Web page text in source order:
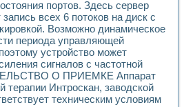
электромагнитных переходных процессов
при разработке обучающих
тренажеров путем
сигнализации и защиты ускорителя
данных и управления процессом
газовой среды специальной
обеспечения с
технологий NATIONAL INSTRUMENTS
портов. Здесь сервер
всех 6 потоков на диск с
Возможно динамическое
периода управляющей
устройство может
сигналов с частотной
О ПРИЕМКЕ Аппарат
терапии Интроскан, заводской
техническим условиям